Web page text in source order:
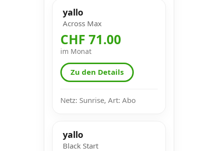
yallo
Across Max
CHF 71.00
im Monat
Zu den Details
Netz: Sunrise, Art: Abo
yallo
Black Start